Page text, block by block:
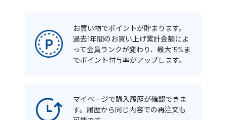
お買い物でポイントが貯まります。
過去1年間のお買い上げ累計金額によ
って会員ランクが変わり、最大15%ま
でポイント付与率がアップします。
マイページで購入履歴が確認できま
す。履歴から同じ内容での再注文も